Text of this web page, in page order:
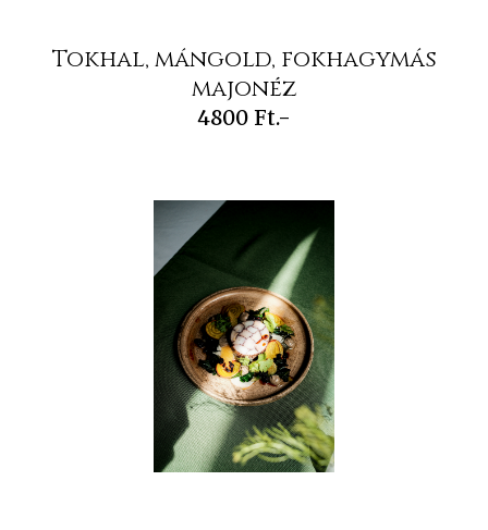
Tokhal, mángold, fokhagymás
majonéz
4800 Ft.-